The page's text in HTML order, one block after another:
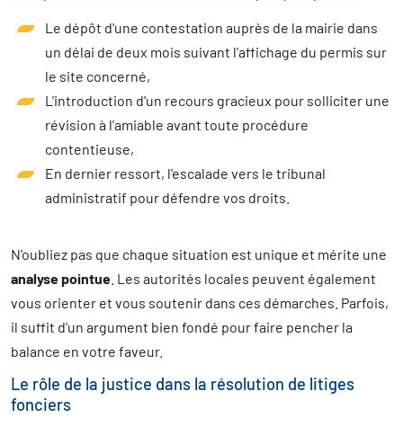
Le dépôt d'une contestation auprès de la mairie dans
un délai de deux mois suivant l'affichage du permis sur
le site concerné,
L'introduction d'un recours gracieux pour solliciter une
révision à l'amiable avant toute procédure
contentieuse,
En dernier ressort, l'escalade vers le tribunal
administratif pour défendre vos droits.
N'oubliez pas que chaque situation est unique et mérite une
analyse pointue . Les autorités locales peuvent également
vous orienter et vous soutenir dans ces démarches. Parfois,
il suffit d'un argument bien fondé pour faire pencher la
balance en votre faveur.
Le rôle de la justice dans la résolution de litiges
fonciers